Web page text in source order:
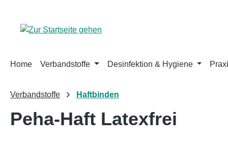
Home Verbandstoffe Desinfektion & Hygiene
Verbandstoffe Haftbinden
Peha-Haft Latexfrei